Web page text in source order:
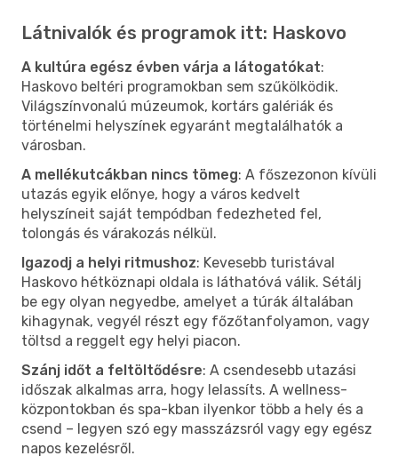
Látnivalók és programok itt: Haskovo
A kultúra egész évben várja a látogatókat:
Haskovo beltéri programokban sem szűkölködik.
Világszínvonalú múzeumok, kortárs galériák és
történelmi helyszínek egyaránt megtalálhatók a
városban.
A mellékutcákban nincs tömeg: A főszezonon kívüli
utazás egyik előnye, hogy a város kedvelt
helyszíneit saját tempódban fedezheted fel,
tolongás és várakozás nélkül.
Igazodj a helyi ritmushoz: Kevesebb turistával
Haskovo hétköznapi oldala is láthatóvá válik. Sétálj
be egy olyan negyedbe, amelyet a túrák általában
kihagynak, vegyél részt egy főzőtanfolyamon, vagy
töltsd a reggelt egy helyi piacon.
Szánj időt a feltöltődésre: A csendesebb utazási
időszak alkalmas arra, hogy lelassíts. A wellness-
központokban és spa-kban ilyenkor több a hely és a
csend – legyen szó egy masszázsról vagy egy egész
napos kezelésről.